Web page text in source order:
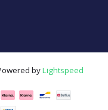
byLightspeed